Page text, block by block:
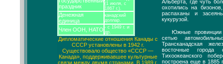
праздник
(1 июля, с
1867 г.).
Денежная
единица
канадский
доллар.
Член ООН, НАТО - с 1949 г. и
др.
Дипломатические отношения Канады с
СССР установлены в 1942 г.
Существовало общество «СССР —
Канада», поддерживавшее культурные
связи между двумя странами. В 1989 г.
Альберта, где чуть
охотились на
распаханы и
кукурузой.
Южные
сетью
Трансканадская
восточные города
Тихоокеанского
построена еще в 1885